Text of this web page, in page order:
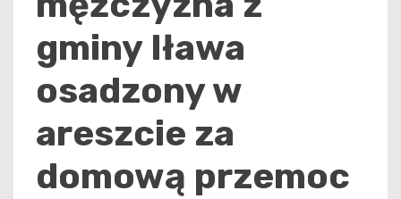
gminy Iława
osadzony w
areszcie za
domową przemoc